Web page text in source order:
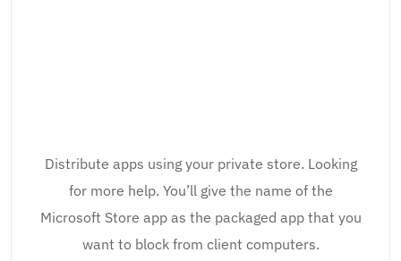
Distribute apps using your private store. Looking
for more help. You’ll give the name of the
Microsoft Store app as the packaged app that you
want to block from client computers.